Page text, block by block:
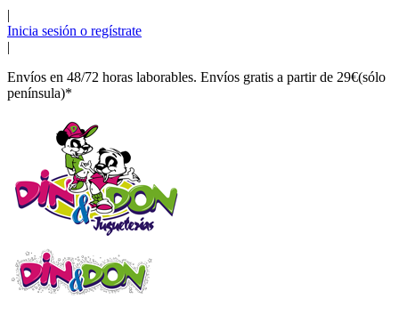
|
Inicia sesión o regístrate
|
Envíos en 48/72 horas laborables. Envíos gratis a partir de 29€(sólo
península)*